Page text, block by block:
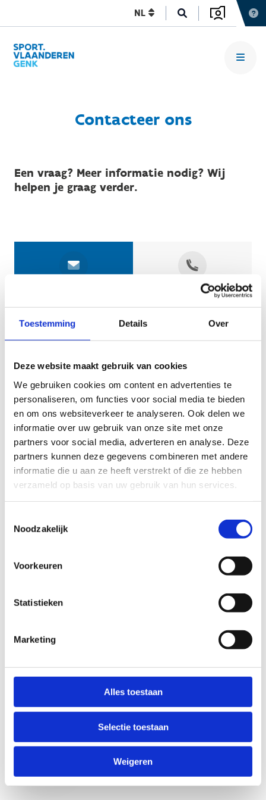
Toestemming Details Over
Deze website maakt gebruik van cookies
We gebruiken cookies om content en advertenties te
personaliseren, om functies voor social media te bieden
en om ons websiteverkeer te analyseren. Ook delen we
informatie over uw gebruik van onze site met onze
partners voor social media, adverteren en analyse. Deze
partners kunnen deze gegevens combineren met andere
informatie die u aan ze heeft verstrekt of die ze hebben
verzameld op basis van uw gebruik van hun services.
Noodzakelijk
Voorkeuren
Statistieken
Marketing
Alles toestaan
Selectie toestaan
Weigeren
NL
Contacteer ons
Een vraag? Meer informatie nodig? Wij
helpen je graag verder.
Geef aan tot welk domein jouw vraag behoort
KIES EEN DOMEIN
Jouw vraag
Anti-Robot Verification
Click to start verification
Verzend